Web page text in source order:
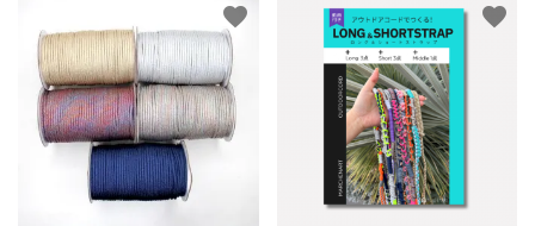
favorite favorite